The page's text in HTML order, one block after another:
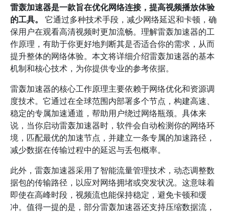
雷轰加速器是一款旨在优化网络连接，提高视频播放体验
的工具。
它通过多种技术手段，减少网络延迟和卡顿，确
保用户在观看高清视频时更加流畅。理解雷轰加速器的工
作原理，有助于你更好地判断其是否适合你的需求，从而
提升整体的网络体验。本文将详细介绍雷轰加速器的基本
机制和核心技术，为你提供专业的参考依据。
雷轰加速器的核心工作原理主要依赖于网络优化和资源调
度技术。它通过在全球范围内部署多个节点，构建高速、
稳定的专属加速通道，帮助用户绕过网络瓶颈。具体来
说，当你启动雷轰加速器时，软件会自动检测你的网络环
境，匹配最优的加速节点，并建立一条专属的加速路径，
减少数据在传输过程中的延迟与丢包概率。
此外，雷轰加速器采用了智能流量管理技术，动态调整数
据包的传输路径，以应对网络拥堵或突发状况。这意味着
即使在高峰时段，视频流也能保持稳定，避免卡顿和缓
冲。值得一提的是，部分雷轰加速器还支持压缩数据流，